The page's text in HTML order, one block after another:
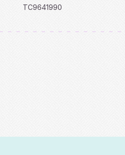
TC9641990